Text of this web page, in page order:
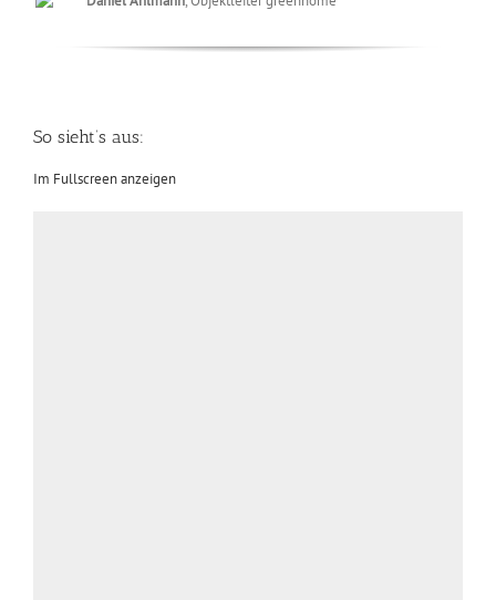
So sieht’s aus:
Im Fullscreen anzeigen